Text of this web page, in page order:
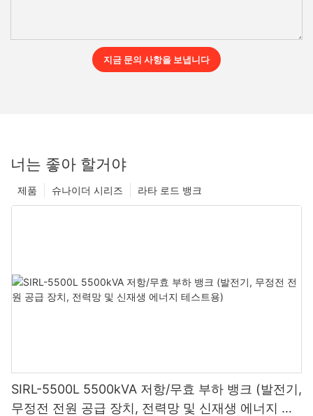
지금 문의 사항을 보냅니다
너는 좋아 할거야
라타 로드 뱅크
슈나이더 시리즈
제품
SIRL-5500L 5500kVA 저항/무효 부하 뱅크 (발전기,
무정전 전원 공급 장치, 전력망 및 신재생 에너지 테